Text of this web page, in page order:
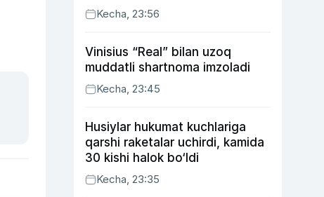
soliq toʻlagani ochiqlandi
Kecha, 23:56
Vinisius “Real” bilan uzoq
muddatli shartnoma imzoladi
Kecha, 23:45
Husiylar hukumat kuchlariga
qarshi raketalar uchirdi, kamida
30 kishi halok bo‘ldi
Kecha, 23:35